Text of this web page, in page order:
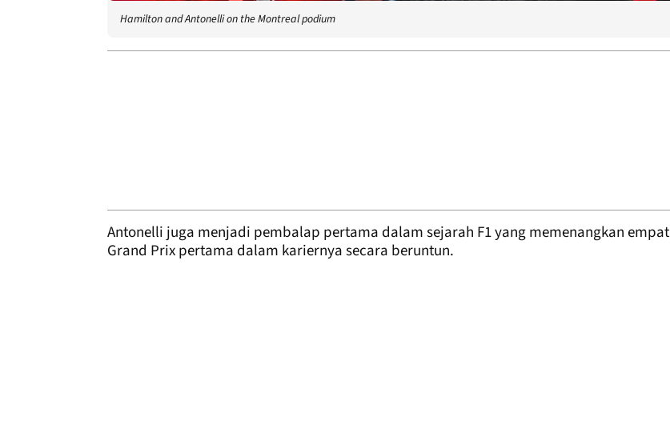
Hamilton and Antonelli on the Montreal podium
Antonelli juga menjadi pembalap pertama dalam sejarah F1 yang memenangkan empat
Grand Prix pertama dalam kariernya secara beruntun.